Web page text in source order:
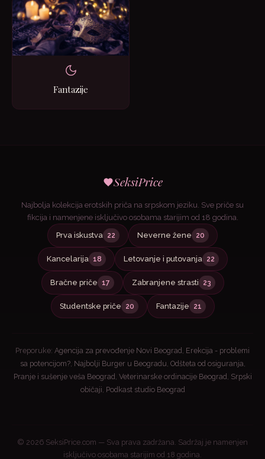
Fantazije
SeksiPrice
Najbolja kolekcija erotskih priča na srpskom jeziku. Sve priče su
fikcija i namenjene isključivo osobama starijim od 18 godina.
Prva iskustva 22 Neverne žene 20
Kancelarija 18 Letovanje i putovanja 22
Bračne priče 17 Zabranjene strasti 23
Studentske priče 20 Fantazije 21
Preporuke: Agencija za prevođenje Novi Beograd , Erekcija - problemi
sa potencijom?, Najbolji Burger u Beogradu, Odšteta od osiguranja,
Pranje i sušenje veša Beograd , Veterinarske ordinacije Beograd , Srpski
običaji, Podkast studio Beograd
© 2026 SeksiPrice.com — Sva prava zadržana. Sadržaj je namenjen
isključivo osobama starijim od 18 godina.